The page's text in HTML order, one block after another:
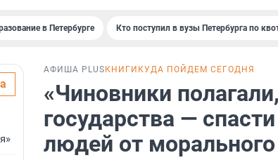
в Петербурге Кто поступил в вузы Петербурга по
АФИША PLUS КНИГИ КУДА ПОЙДЕМ СЕГОДНЯ
«Чиновники
государства —
людей от